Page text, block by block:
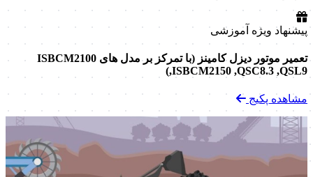
پیشنهاد ویژه آموزشی
تعمیر موتور دیزل کامینز (با تمرکز بر مدل های ISBCM2100
,ISBCM2150 ,QSC8.3 ,QSL9)
مشاهده پکیج